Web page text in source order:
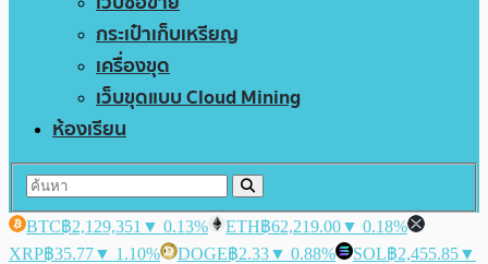
กระเป๋าเก็บเหรียญ
เครื่องขุด
เว็บขุดแบบ Cloud Mining
ห้องเรียน
BTC฿2,129,351 ▼ 0.13% ETH฿62,219.00▼ 0.18%
XRP฿35.77▼ 1.10% DOGE฿2.33▼ 0.88% SOL฿2,455.85▼